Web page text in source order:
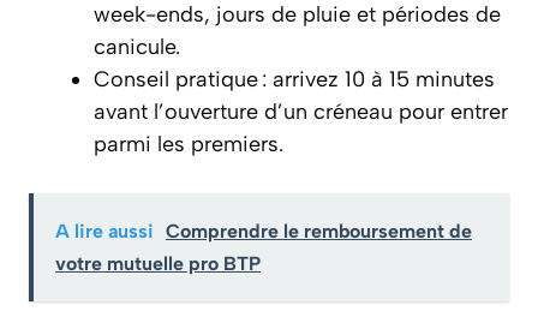
week-ends, jours de pluie et périodes de
canicule.
Conseil pratique : arrivez 10 à 15 minutes
avant l’ouverture d’un créneau pour entrer
parmi les premiers.
A lire aussi Comprendre le remboursement de
votre mutuelle pro BTP